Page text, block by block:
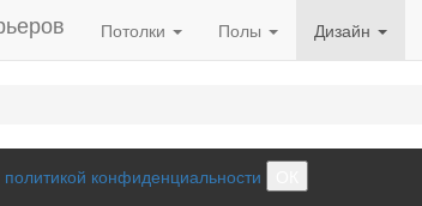
Потолки Полы Дизайн
политикой конфиденциальности